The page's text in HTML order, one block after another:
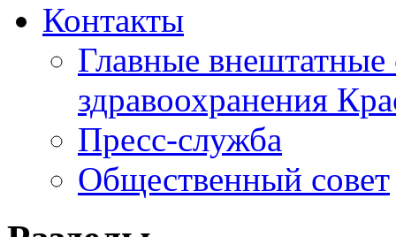
Контакты
Главные внештатные
здравоохранения
Пресс-служба
Общественный совет